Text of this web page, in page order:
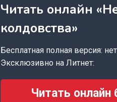
Читать онлайн
колдовства»
Бесплатная полная версия:
Эксклюзивно на Литнет:
Читать онлайн